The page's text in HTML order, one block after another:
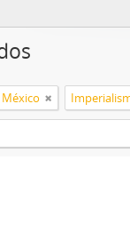
México